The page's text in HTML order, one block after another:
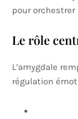
pour
Le rôle
L’amygdale
régulation